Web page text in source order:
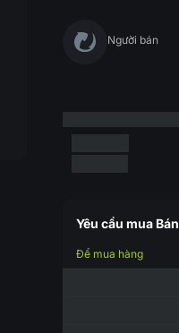
Người bán
Yêu cầu mua Bán
Để mua hàng